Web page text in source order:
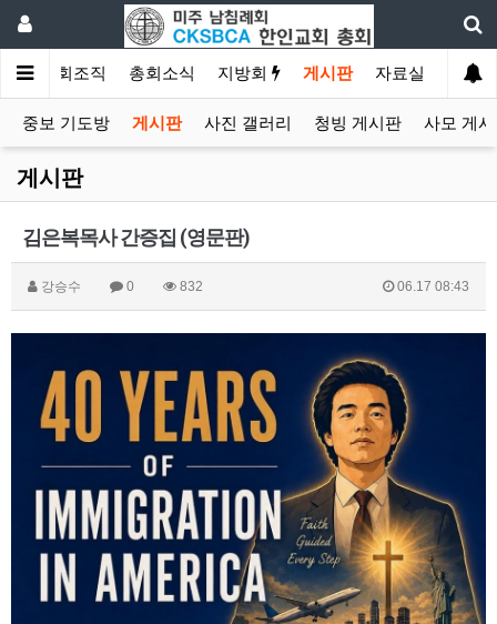
총회조직 총회소식 지방회 게시판 자료실
중보 기도방 게시판 사진 갤러리 청빙 게시판 사모 게
게시판
김은복목사 간증집 (영문판)
강승수 0 832 06.17 08:43